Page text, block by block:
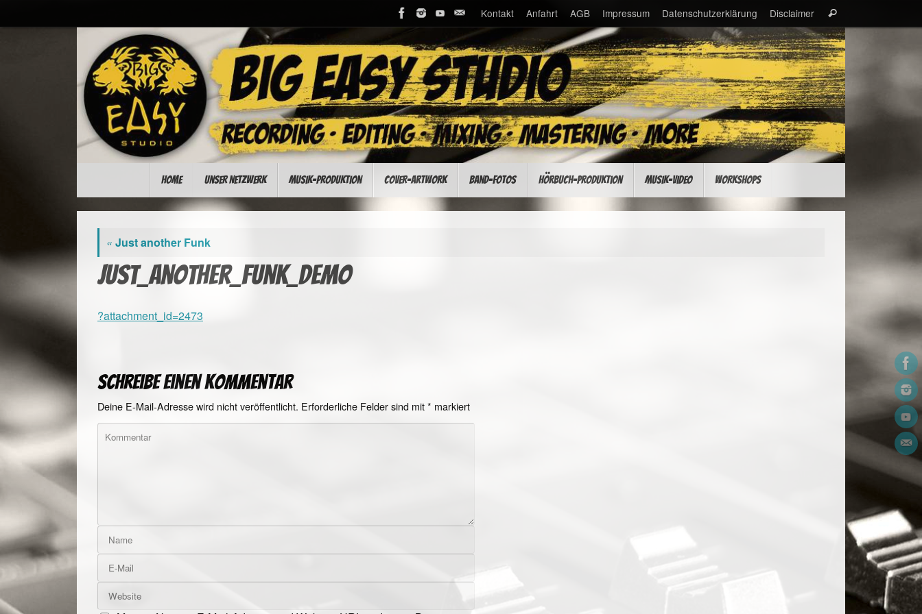
Kontakt Anfahrt AGB Impressum Datenschutzerklärung Disclaimer Suchen
springen
Home Unser Netzwerk Musik-Produktion Cover-Artwork Band-Fotos Hörbuch-Produktion Musik-Video Workshops
« Just another Funk
just_another_funk_demo
?attachment_id=2473
Schreibe einen Kommentar
Deine E-Mail-Adresse wird nicht veröffentlicht. Erforderliche Felder sind mit* markiert